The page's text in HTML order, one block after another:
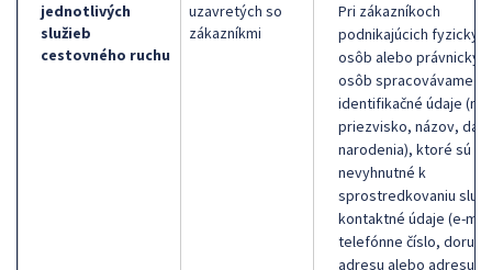
jednotlivých
služieb
cestovného ruchu
uzavretých so
zákazníkmi
Pri zákazníkoch
podnikajúcich
osôb alebo
osôb spracovávame
identifikačné údaje
priezvisko, názov,
narodenia), ktoré sú
nevyhnutné k
sprostredkovaniu
kontaktné údaje (e-
telefónne číslo,
adresu alebo adresu